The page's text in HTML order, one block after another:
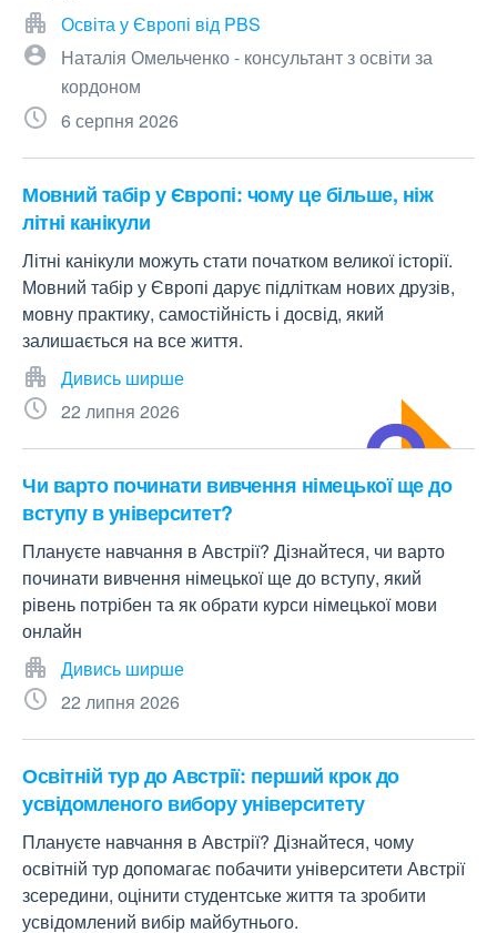
Освіта у Європі від PBS
Наталія Омельченко - консультант з освіти за
кордоном
6 серпня 2026
Мовний табір у Європі: чому це більше, ніж
літні канікули
Літні канікули можуть стати початком великої історії.
Мовний табір у Європі дарує підліткам нових друзів,
мовну практику, самостійність і досвід, який
залишається на все життя.
Дивись ширше
22 липня 2026
Чи варто починати вивчення німецької ще до
вступу в університет?
Плануєте навчання в Австрії? Дізнайтеся, чи варто
починати вивчення німецької ще до вступу, який
рівень потрібен та як обрати курси німецької мови
онлайн
Дивись ширше
22 липня 2026
Освітній тур до Австрії: перший крок до
усвідомленого вибору університету
Плануєте навчання в Австрії? Дізнайтеся, чому
освітній тур допомагає побачити університети Австрії
зсередини, оцінити студентське життя та зробити
усвідомлений вибір майбутнього.